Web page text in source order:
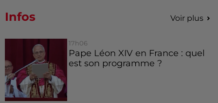
Infos Voir plus
17h06
Pape Léon XIV en France : quel
est son programme ?